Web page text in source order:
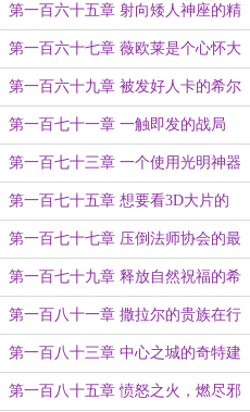
廉
第一百六十五章 射向矮人神座的精
灵神箭
第一百六十七章 薇欧莱是个心怀大
志的半精灵
第一百六十九章 被发好人卡的希尔
很郁闷（为绝世天师盟主加更之十）
第一百七十一章 一触即发的战局
第一百七十三章 一个使用光明神器
的邪恶神祇
第一百七十五章 想要看3D大片的
希尔
第一百七十七章 压倒法师协会的最
后一根稻草
第一百七十九章 释放自然祝福的希
尔引人觊觎了
第一百八十一章 撒拉尔的贵族在行
动
第一百八十三章 中心之城的奇特建
筑方式
第一百八十五章 愤怒之火，燃尽邪